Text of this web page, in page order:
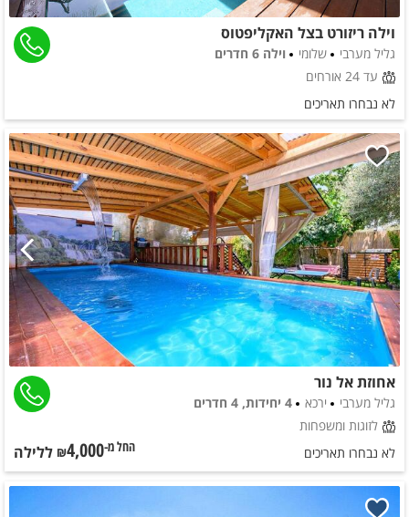
וילה ריזורט בצל האקליפטוס
גליל מערבי שלומי
וילה 6 חדרים
עד 24 אורחים
לא נבחרו תאריכים
אחוזת אל נור
גליל מערבי ירכא
4 יחידות, 4 חדרים
לזוגות ומשפחות
לא נבחרו תאריכים
החל מ-₪4,000 ללילה